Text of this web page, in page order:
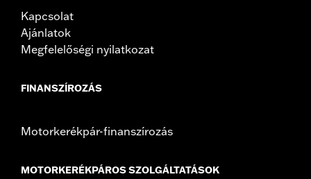
Kapcsolat
Ajánlatok
Megfelelőségi nyilatkozat
FINANSZÍROZÁS
Motorkerékpár-finanszírozás
MOTORKERÉKPÁROS SZOLGÁLTATÁSOK